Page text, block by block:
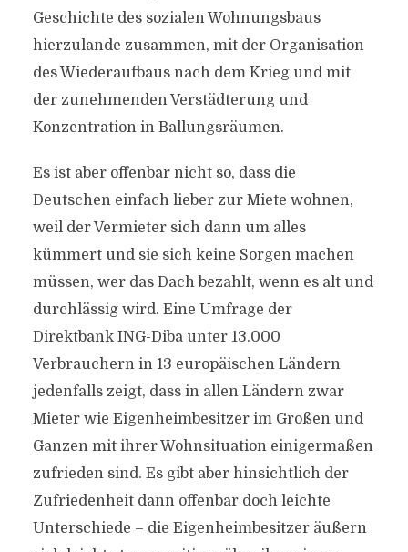
Geschichte des sozialen Wohnungsbaus
hierzulande zusammen, mit der Organisation
des Wiederaufbaus nach dem Krieg und mit
der zunehmenden Verstädterung und
Konzentration in Ballungsräumen.
Es ist aber offenbar nicht so, dass die
Deutschen einfach lieber zur Miete wohnen,
weil der Vermieter sich dann um alles
kümmert und sie sich keine Sorgen machen
müssen, wer das Dach bezahlt, wenn es alt und
durchlässig wird. Eine Umfrage der
Direktbank ING-Diba unter 13.000
Verbrauchern in 13 europäischen Ländern
jedenfalls zeigt, dass in allen Ländern zwar
Mieter wie Eigenheimbesitzer im Großen und
Ganzen mit ihrer Wohnsituation einigermaßen
zufrieden sind. Es gibt aber hinsichtlich der
Zufriedenheit dann offenbar doch leichte
Unterschiede – die Eigenheimbesitzer äußern